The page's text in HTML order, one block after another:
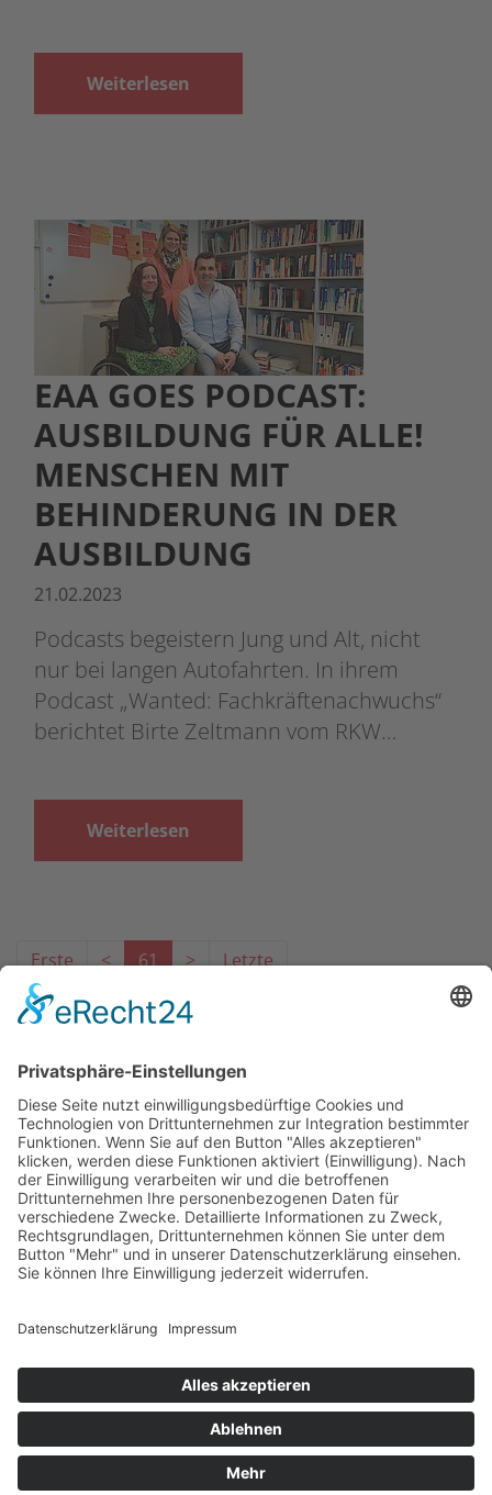
Weiterlesen
EAA GOES PODCAST:
AUSBILDUNG FÜR ALLE!
MENSCHEN MIT
BEHINDERUNG IN DER
AUSBILDUNG
21.02.2023
Podcasts begeistern Jung und Alt, nicht
nur bei langen Autofahrten. In ihrem
Podcast „Wanted: Fachkräftenachwuchs“
berichtet Birte Zeltmann vom RKW…
Weiterlesen
Erste < 61 > Letzte
Das Projekt zur Implementierung der Einheitlichen
Ansprechstellen für Arbeitgeber gemäß § 185a SGB IX in
Hessen wird gefördert aus Mitteln des LWV Hessen
Integrationsamtes. Das Projekt wird unter Einbindung
des Hessischen Ministeriums für Arbeit, Integration,
Jugend und Soziales von der Forschungsstelle des
Bildungswerks der Hessischen Wirtschaft e. V.
durchgeführt.
DATENSCHUTZ